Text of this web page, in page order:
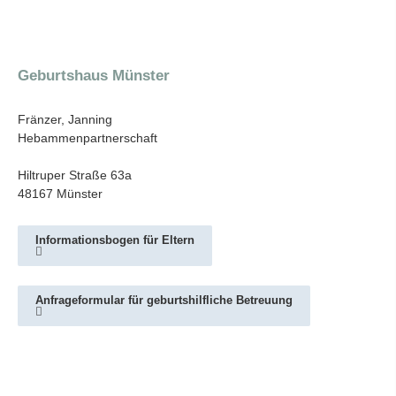
Geburtshaus Münster
Fränzer, Janning
Hebammenpartnerschaft
Hiltruper Straße 63a
48167 Münster
Informationsbogen für Eltern
Anfrageformular für geburtshilfliche Betreuung